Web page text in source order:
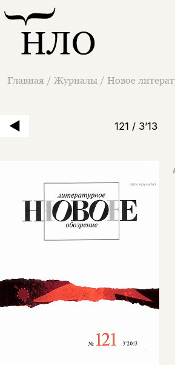
Главная / Журналы / Новое
121 / 3’13